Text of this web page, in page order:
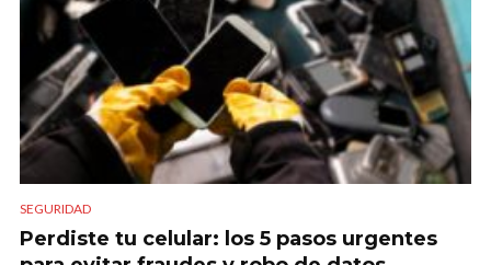
SEGURIDAD
Perdiste tu celular: los 5 pasos urgentes